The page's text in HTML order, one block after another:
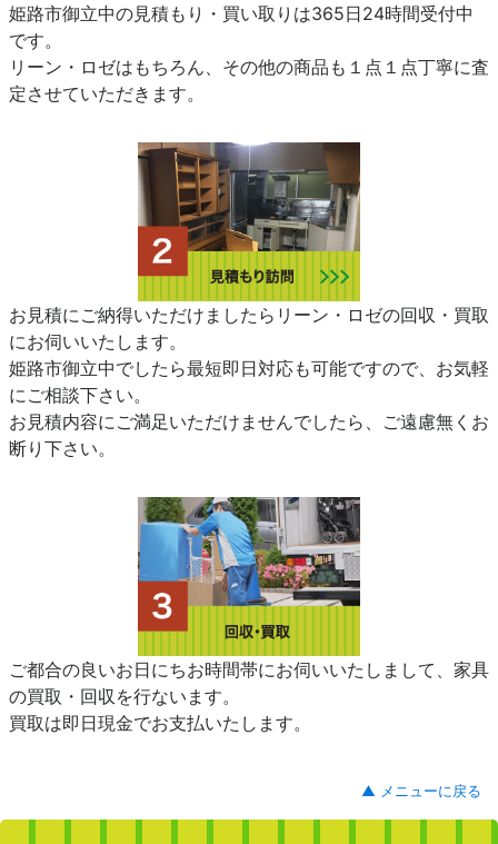
姫路市御立中の見積もり・買い取りは365日24時間受付中
です。
リーン・ロゼはもちろん、その他の商品も１点１点丁寧に査
定させていただきます。
お見積にご納得いただけましたらリーン・ロゼの回収・買取
にお伺いいたします。
姫路市御立中でしたら最短即日対応も可能ですので、お気軽
にご相談下さい。
お見積内容にご満足いただけませんでしたら、ご遠慮無くお
断り下さい。
ご都合の良いお日にちお時間帯にお伺いいたしまして、家具
の買取・回収を行ないます。
買取は即日現金でお支払いたします。
▲ メニューに戻る